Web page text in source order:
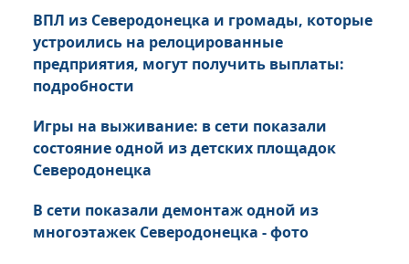
ВПЛ из Северодонецка и громады, которые
устроились на релоцированные
предприятия, могут получить выплаты:
подробности
Игры на выживание: в сети показали
состояние одной из детских площадок
Северодонецка
В сети показали демонтаж одной из
многоэтажек Северодонецка - фото